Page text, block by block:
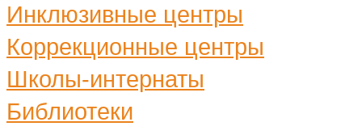
Инклюзивные центры
Коррекционные центры
Школы-интернаты
Библиотеки